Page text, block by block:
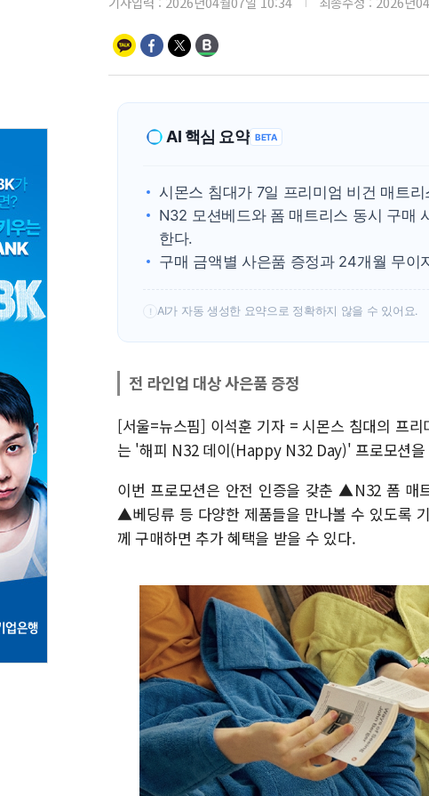
AI 핵심 요약 BETA
시몬스 침대가 7일 프리미엄 비건 매트
N32 모션베드와 폼 매트리스 동시 구매
한다.
구매 금액별 사은품 증정과 24개월 무
! AI가 자동 생성한 요약으로 정확하지 않을 수 있어요.
전 라인업 대상 사은품 증정
[서울=뉴스핌] 이석훈 기자 = 시몬스 침대의 프
는 '해피 N32 데이(Happy N32 Day)' 프로모션을
이번 프로모션은 안전 인증을 갖춘 ▲N32 폼
▲베딩류 등 다양한 제품들을 만나볼 수 있도록
께 구매하면 추가 혜택을 받을 수 있다.